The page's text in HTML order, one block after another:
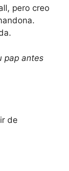
pero creo
pap antes
de